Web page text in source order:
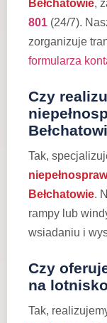
Bełchatowie,
801 (24/7).
zorganizuje
formularza
Czy
Tak,
Bełchatowie.
rampy lub
wsiadaniu i
Czy
na
Tak,